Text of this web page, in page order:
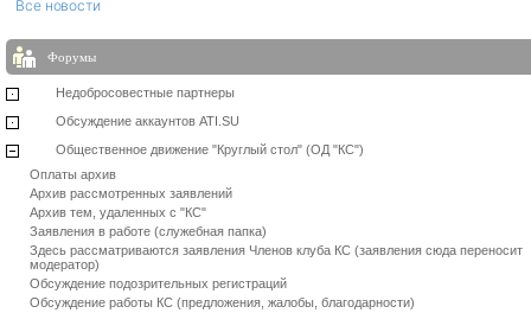
Форумы
Недобросовестные партнеры
Обсуждение аккаунтов ATI.SU
Общественное движение "Круглый стол" (ОД "КС")
Оплаты архив
Архив рассмотренных заявлений
Архив тем, удаленных с "КС"
Заявления в работе (служебная папка)
Здесь рассматриваются заявления Членов клуба КС (заявления сюда переносит
модератор)
Обсуждение подозрительных регистраций
Обсуждение работы КС (предложения, жалобы, благодарности)